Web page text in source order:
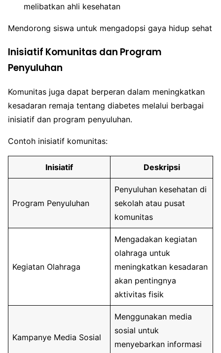
melibatkan ahli kesehatan
Mendorong siswa untuk mengadopsi gaya hidup sehat
Inisiatif Komunitas dan Program
Penyuluhan
Komunitas juga dapat berperan dalam meningkatkan
kesadaran remaja tentang diabetes melalui berbagai
inisiatif dan program penyuluhan.
Contoh inisiatif komunitas:
Inisiatif Deskripsi
Program Penyuluhan
Penyuluhan kesehatan di
sekolah atau pusat
komunitas
Kegiatan Olahraga
Mengadakan kegiatan
olahraga untuk
meningkatkan kesadaran
akan pentingnya
aktivitas fisik
Kampanye Media Sosial
Menggunakan media
sosial untuk
menyebarkan informasi